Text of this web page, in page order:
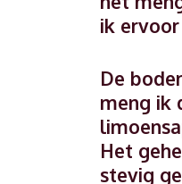
ik
De
meng ik
Het
stevig